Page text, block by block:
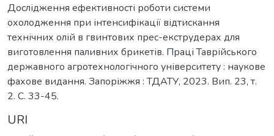
Дослідження ефективності роботи системи
охолодження при інтенсифікації відтискання
технічних олій в гвинтових прес-екструдерах для
виготовлення паливних брикетів. Праці Таврійського
державного агротехнологічного університету : наукове
фахове видання. Запоріжжя : ТДАТУ, 2023. Вип. 23, т.
2. С. 33-45.
URI